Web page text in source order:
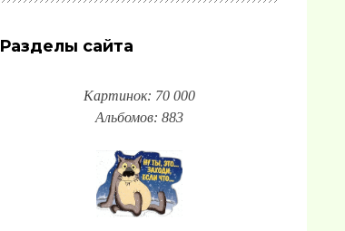
Разделы сайта
Картинок: 70 000
Альбомов: 883